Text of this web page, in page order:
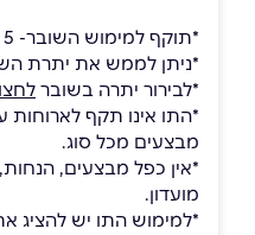
*תוקף למימוש השובר- 5 שנים.
*ניתן לממש את יתרת
*לבירור יתרה בשובר
*התו אינו תקף לארוחות
מבצעים מכל סוג.
*אין כפל מבצעים,
מועדון.
*למימוש התו יש להציג